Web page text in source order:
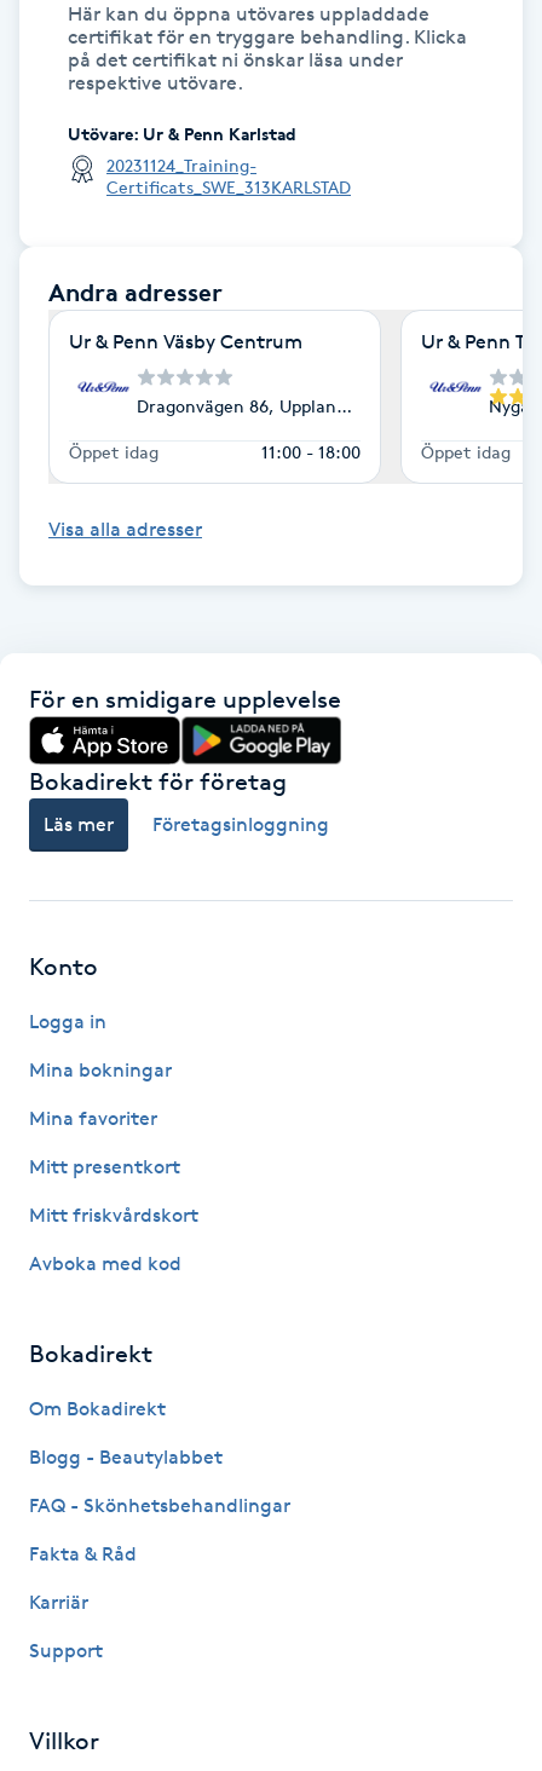
Gravidyoga
Gruppträning
Gua Sha-massage
H
Hatha Yoga
Hot Stone Massage
Hot yoga
Hudföryngring
Huduppstramning
Hudvård
Hyaluronsyra
Hyperhidros
Hypnos
Hårvård
Hälsa
IPL
Här kan du öppna utövares uppladdade
certifikat för en tryggare behandling. Klicka
på det certifikat ni önskar läsa under
respektive utövare.
Utövare: Ur & Penn Karlstad
20231124_Training-
Certificats_SWE_313KARLSTAD
Andra adresser
Ur & Penn Väsby Centrum
Dragonvägen 86, Upplands Väsby
Öppet idag 11:00 - 18:00
Ur & Penn
Öppet idag
Visa alla adresser
För en smidigare upplevelse
Bokadirekt för företag
Läs mer Företagsinloggning
Konto
Logga in
Mina bokningar
Mina favoriter
Mitt presentkort
Mitt friskvårdskort
Avboka med kod
Bokadirekt
Om Bokadirekt
Blogg - Beautylabbet
FAQ - Skönhetsbehandlingar
Fakta & Råd
Karriär
Support
Villkor